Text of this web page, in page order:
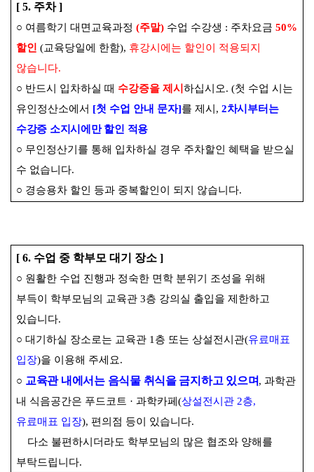
[ 5. 주차]
○ 여름학기 대면교육과정 (주말) 수업 수강생 : 주차요금 50%
할인 (교육당일에 한함), 휴강시에는 할인이 적용되지
않습니다.
○ 반드시 입차하실 때 수강증을 제시 하십시오. (첫 수업 시는
유인정산소에서 [첫 수업 안내 문자]를 제시 , 2차시부터는
수강증 소지시에만 할인 적용
○ 무인정산기를 통해 입차하실 경우 주차할인 혜택을 받으실
수 없습니다.
○ 경승용차 할인 등과 중복할인이 되지 않습니다.
[ 6. 수업 중 학부모 대기 장소 ]
○ 원활한 수업 진행과 정숙한 면학 분위기 조성을 위해
부득이 학부모님의 교육관 3층 강의실 출입을 제한하고
있습니다.
○ 대기하실 장소로는 교육관 1 층 또는 상설전시관(유료매표
입장)을 이용해 주세요.
○ 교육관 내에서는 음식물 취식을 금지하고 있으며, 과학관
내 식음공간은 푸드코트 · 과학카페 (상설전시관 2층,
유료매표 입장), 편의점 등이 있습니다.
다소 불편하시더라도 학부모님의 많은 협조와 양해를
부탁드립니다.